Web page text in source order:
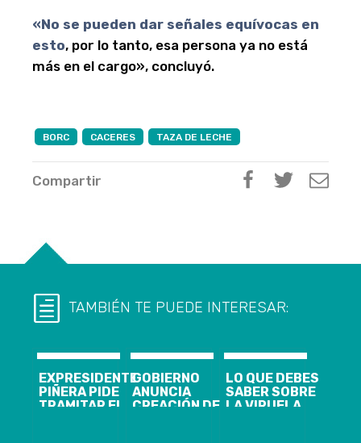
«No se pueden dar señales equívocas en
esto, por lo tanto, esa persona ya no está
más en el cargo», concluyó.
BORC CACERES TAZA DE LECHE
Compartir
TAMBIÉN TE PUEDE INTERESAR:
EXPRESIDENTE
PIÑERA PIDE
TRAMITAR EL
GOBIERNO
ANUNCIA
CREACIÓN DE
LO QUE DEBES
SABER SOBRE
LA VIRUELA